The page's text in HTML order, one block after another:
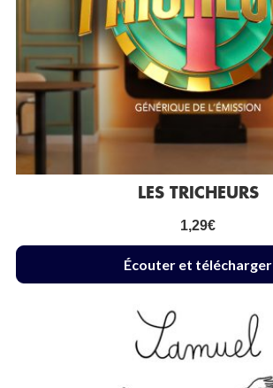
LES TRICHEURS
1,29€
Écouter et télécharger